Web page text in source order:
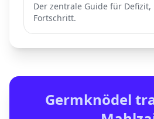
Der zentrale Guide für
Fortschritt.
Germknödel